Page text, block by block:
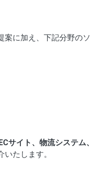
に加え、下記分野の
サイト、物流システム
たします。